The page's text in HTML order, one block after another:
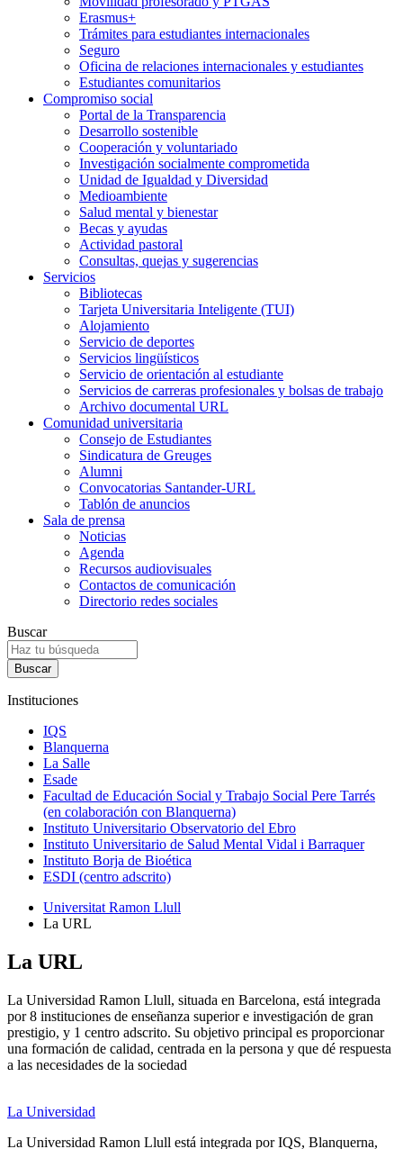
Erasmus+
Trámites para estudiantes internacionales
Seguro
Oficina de relaciones internacionales y estudiantes
Estudiantes comunitarios
Compromiso social
Portal de la Transparencia
Desarrollo sostenible
Cooperación y voluntariado
Investigación socialmente comprometida
Unidad de Igualdad y Diversidad
Medioambiente
Salud mental y bienestar
Becas y ayudas
Actividad pastoral
Consultas, quejas y sugerencias
Servicios
Bibliotecas
Tarjeta Universitaria Inteligente (TUI)
Alojamiento
Servicio de deportes
Servicios lingüísticos
Servicio de orientación al estudiante
Servicios de carreras profesionales y bolsas de trabajo
Archivo documental URL
Comunidad universitaria
Consejo de Estudiantes
Sindicatura de Greuges
Alumni
Convocatorias Santander-URL
Tablón de anuncios
Sala de prensa
Noticias
Agenda
Recursos audiovisuales
Contactos de comunicación
Directorio redes sociales
Buscar
Instituciones
IQS
Blanquerna
La Salle
Esade
Facultad de Educación Social y Trabajo Social Pere Tarrés
(en colaboración con Blanquerna)
Instituto Universitario Observatorio del Ebro
Instituto Universitario de Salud Mental Vidal i Barraquer
Instituto Borja de Bioética
ESDI (centro adscrito)
Universitat Ramon Llull
La URL
La URL
La Universidad Ramon Llull, situada en Barcelona, está integrada
por 8 instituciones de enseñanza superior e investigación de gran
prestigio, y 1 centro adscrito. Su objetivo principal es proporcionar
una formación de calidad, centrada en la persona y que dé respuesta
a las necesidades de la sociedad
La Universidad
La Universidad Ramon Llull está integrada por IQS, Blanquerna,